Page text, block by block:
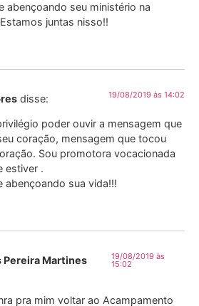
abençoando seu ministério na
juntas nisso!!
disse: 19/08/2019 às 14:02
poder ouvir a mensagem que
coração, mensagem que tocou
Sou promotora vocacionada
estiver .
abençoando sua vida!!!
Pereira Martines
19/08/2019 às
15:02
pra mim voltar ao Acampamento